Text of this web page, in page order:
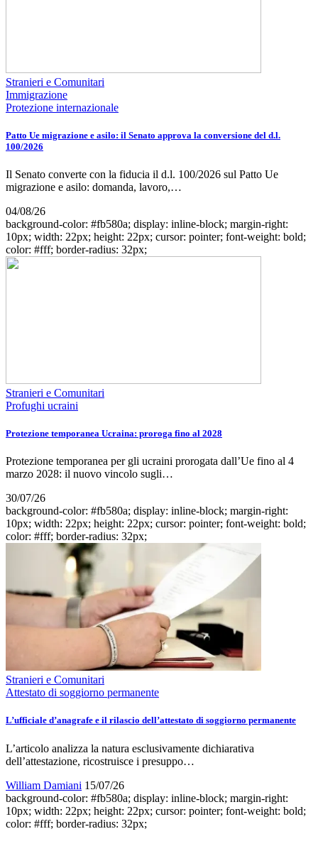
Stranieri e Comunitari
Immigrazione
Protezione internazionale
Patto Ue migrazione e asilo: il Senato approva la conversione del d.l.
100/2026
Il Senato converte con la fiducia il d.l. 100/2026 sul Patto Ue
migrazione e asilo: domanda, lavoro,…
04/08/26
background-color: #fb580a; display: inline-block; margin-right:
10px; width: 22px; height: 22px; cursor: pointer; font-weight: bold;
color: #fff; border-radius: 32px;
Stranieri e Comunitari
Profughi ucraini
Protezione temporanea Ucraina: proroga fino al 2028
Protezione temporanea per gli ucraini prorogata dall’Ue fino al 4
marzo 2028: il nuovo vincolo sugli…
30/07/26
background-color: #fb580a; display: inline-block; margin-right:
10px; width: 22px; height: 22px; cursor: pointer; font-weight: bold;
color: #fff; border-radius: 32px;
Stranieri e Comunitari
Attestato di soggiorno permanente
L’ufficiale d’anagrafe e il rilascio dell’attestato di soggiorno permanente
L’articolo analizza la natura esclusivamente dichiarativa
dell’attestazione, ricostruisce i presuppo…
William Damiani 15/07/26
background-color: #fb580a; display: inline-block; margin-right:
10px; width: 22px; height: 22px; cursor: pointer; font-weight: bold;
color: #fff; border-radius: 32px;